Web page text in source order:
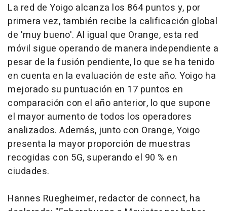
La red de Yoigo alcanza los 864 puntos y, por
primera vez, también recibe la calificación global
de 'muy bueno'. Al igual que Orange, esta red
móvil sigue operando de manera independiente a
pesar de la fusión pendiente, lo que se ha tenido
en cuenta en la evaluación de este año. Yoigo ha
mejorado su puntuación en 17 puntos en
comparación con el año anterior, lo que supone
el mayor aumento de todos los operadores
analizados. Además, junto con Orange, Yoigo
presenta la mayor proporción de muestras
recogidas con 5G, superando el 90 % en
ciudades.
Hannes Ruegheimer, redactor de connect, ha